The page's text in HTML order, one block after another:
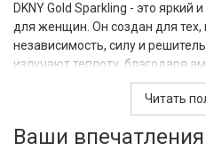
DKNY Gold Sparkling - это
для женщин. Он создан для
независимость, силу и
излучают теплоту, благодаря
акации, а также дополняются
глубину. В сердце DKNY Gold
цитрусовые и фруктовые ноты,
свежесть и легкость. Базовые
Читать
Ваши впечатления